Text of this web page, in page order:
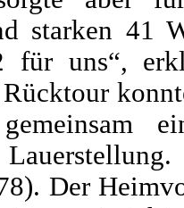
starken 41
für uns“,
Der